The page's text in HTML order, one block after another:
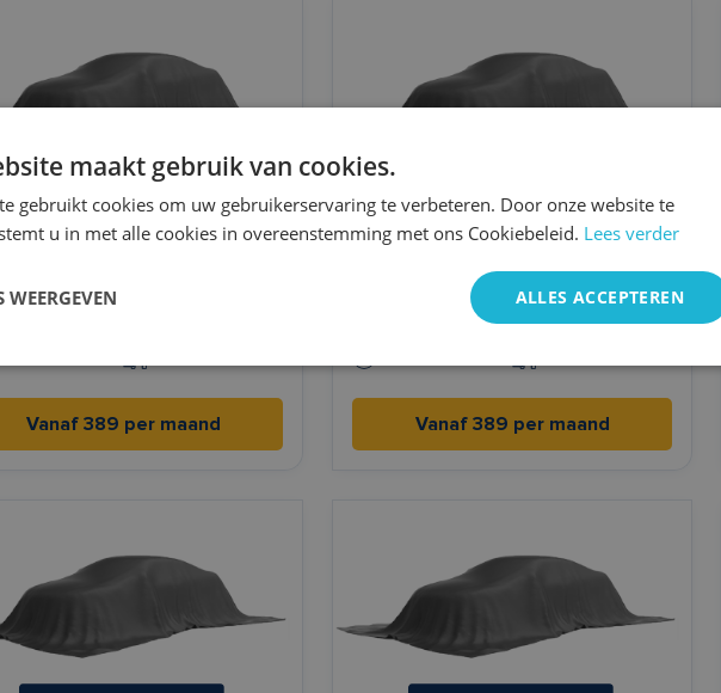
Vanaf 389 per maand
Handgeschakeld
Vanaf 389 per maand
maakt gebruik van cookies.
gebruikt cookies om uw gebruikerservaring te verbeteren. Door onze website te
u in met alle cookies in overeenstemming met ons Cookiebeleid. Lees verder
ALLES ACCEPTEREN
WEERGEVEN